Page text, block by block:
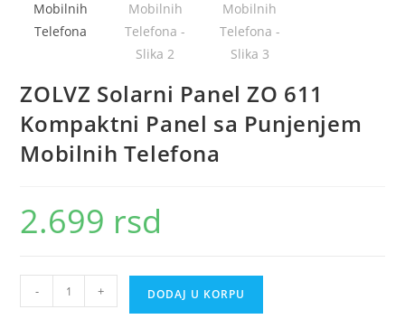
ZOLVZ Solarni Panel ZO 611
Kompaktni Panel sa Punjenjem
Mobilnih Telefona
2.699 rsd
Solarni
- + DODAJ U KORPU